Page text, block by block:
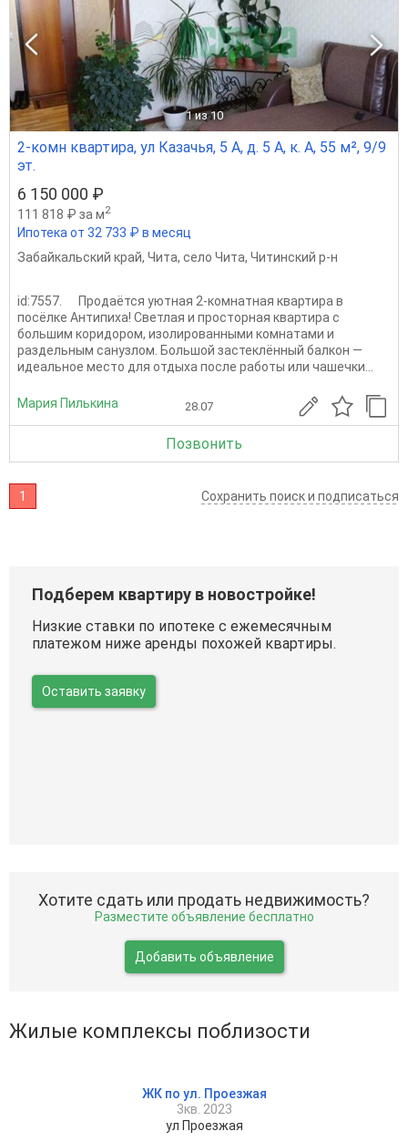
1 из 10
2-комн квартира, ул Казачья, 5 А, д. 5 А, к. А, 55 м², 9/9
эт.
6 150 000 ₽
111 818 ₽ за м2
Ипотека от 32 733 ₽ в месяц
Забайкальский край, Чита, село Чита, Читинский р-н
id:7557. Продаётся уютная 2-комнатная квартира в
посёлке Антипиха! Светлая и просторная квартира с
большим коридором, изолированными комнатами и
раздельным санузлом. Большой застеклённый балкон —
идеальное место для отдыха после работы или чашечки...
Мария Пилькина 28.07
Позвонить
1 Сохранить поиск и подписаться
Подберем квартиру в новостройке!
Низкие ставки по ипотеке с ежемесячным
платежом ниже аренды похожей квартиры.
Оставить заявку
Хотите сдать или продать недвижимость?
Разместите объявление бесплатно
Добавить объявление
Жилые комплексы поблизости
ЖК по ул. Проезжая
3кв. 2023
ул Проезжая